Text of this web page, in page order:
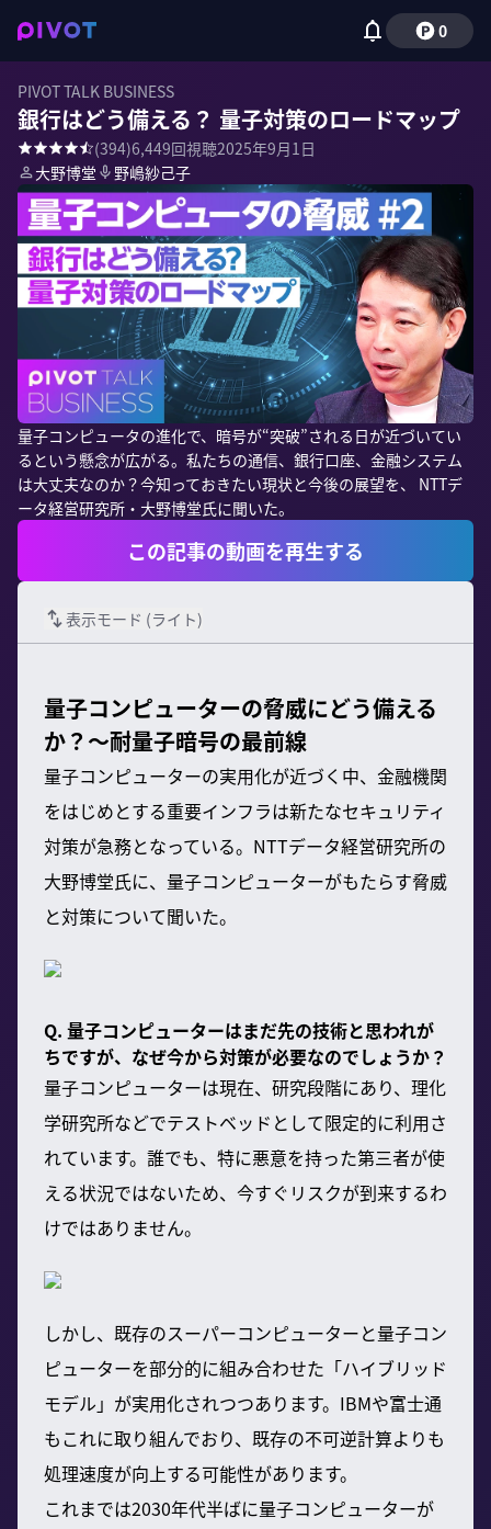
0
PIVOT TALK BUSINESS
銀行はどう備える？ 量子対策のロードマップ
(394)6,449回視聴2025年9月1日
大野博堂
野嶋紗己子
量子コンピュータの進化で、暗号が“突破”される日が近づいてい
るという懸念が広がる。私たちの通信、銀行口座、金融システム
は大丈夫なのか？今知っておきたい現状と今後の展望を、 NTTデ
ータ経営研究所・大野博堂氏に聞いた。
この記事の動画を再生する
表示モード (ライト)
量子コンピューターの脅威にどう備える
か？～耐量子暗号の最前線
量子コンピューターの実用化が近づく中、金融機関
をはじめとする重要インフラは新たなセキュリティ
対策が急務となっている。NTTデータ経営研究所の
大野博堂氏に、量子コンピューターがもたらす脅威
と対策について聞いた。
Q. 量子コンピューターはまだ先の技術と思われが
ちですが、なぜ今から対策が必要なのでしょうか？
量子コンピューターは現在、研究段階にあり、理化
学研究所などでテストベッドとして限定的に利用さ
れています。誰でも、特に悪意を持った第三者が使
える状況ではないため、今すぐリスクが到来するわ
けではありません。
しかし、既存のスーパーコンピューターと量子コン
ピューターを部分的に組み合わせた「ハイブリッド
モデル」が実用化されつつあります。IBMや富士通
もこれに取り組んでおり、既存の不可逆計算よりも
処理速度が向上する可能性があります。
これまでは2030年代半ばに量子コンピューターが